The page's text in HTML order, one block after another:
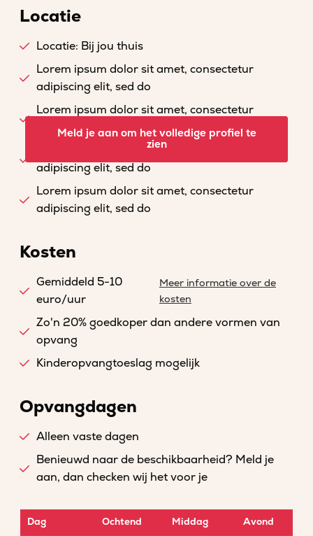
Locatie
Locatie: Bij jou thuis
Lorem ipsum dolor sit amet, consectetur
adipiscing elit, sed do
Lorem ipsum dolor sit amet, consectetur
adipiscing elit, sed do
Lorem ipsum dolor sit amet, consectetur
adipiscing elit, sed do
Lorem ipsum dolor sit amet, consectetur
adipiscing elit, sed do
Meld je aan om het volledige profiel te
zien
Kosten
Gemiddeld 5-10
euro/uur
Meer informatie over de
kosten
Zo'n 20% goedkoper dan andere vormen van
opvang
Kinderopvangtoeslag mogelijk
Opvangdagen
Alleen vaste dagen
Benieuwd naar de beschikbaarheid? Meld je
aan, dan checken wij het voor je
Dag Ochtend Middag Avond